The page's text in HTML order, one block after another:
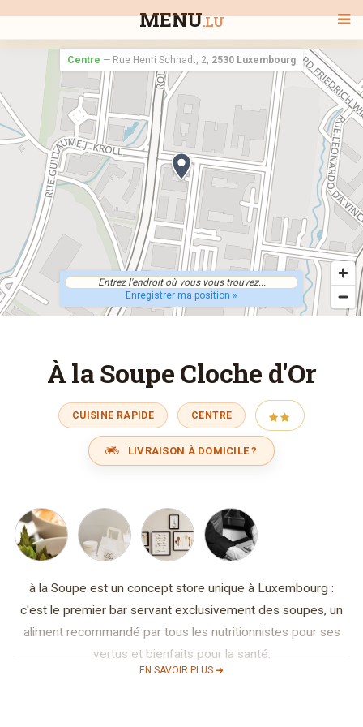
MENU.LU
BIENVENUE
TOUS LES RESTAURANTS
RECHERCHER UN RESTAURANT
Centre — Rue Henri Schnadt, 2, 2530 Luxembourg
Enregistrer ma position »
À la Soupe Cloche d'Or
CUISINE RAPIDE CENTRE
LIVRAISON À DOMICILE ?
EN SAVOIR PLUS ➜
à la Soupe est un concept store unique à Luxembourg :
c'est le premier bar servant exclusivement des soupes, un
aliment recommandé par tous les nutritionnistes pour ses
vertus et bienfaits pour la santé.